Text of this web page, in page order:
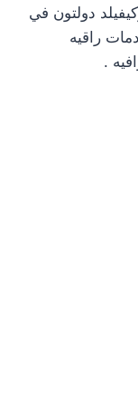
دولتون في
راقيه
.